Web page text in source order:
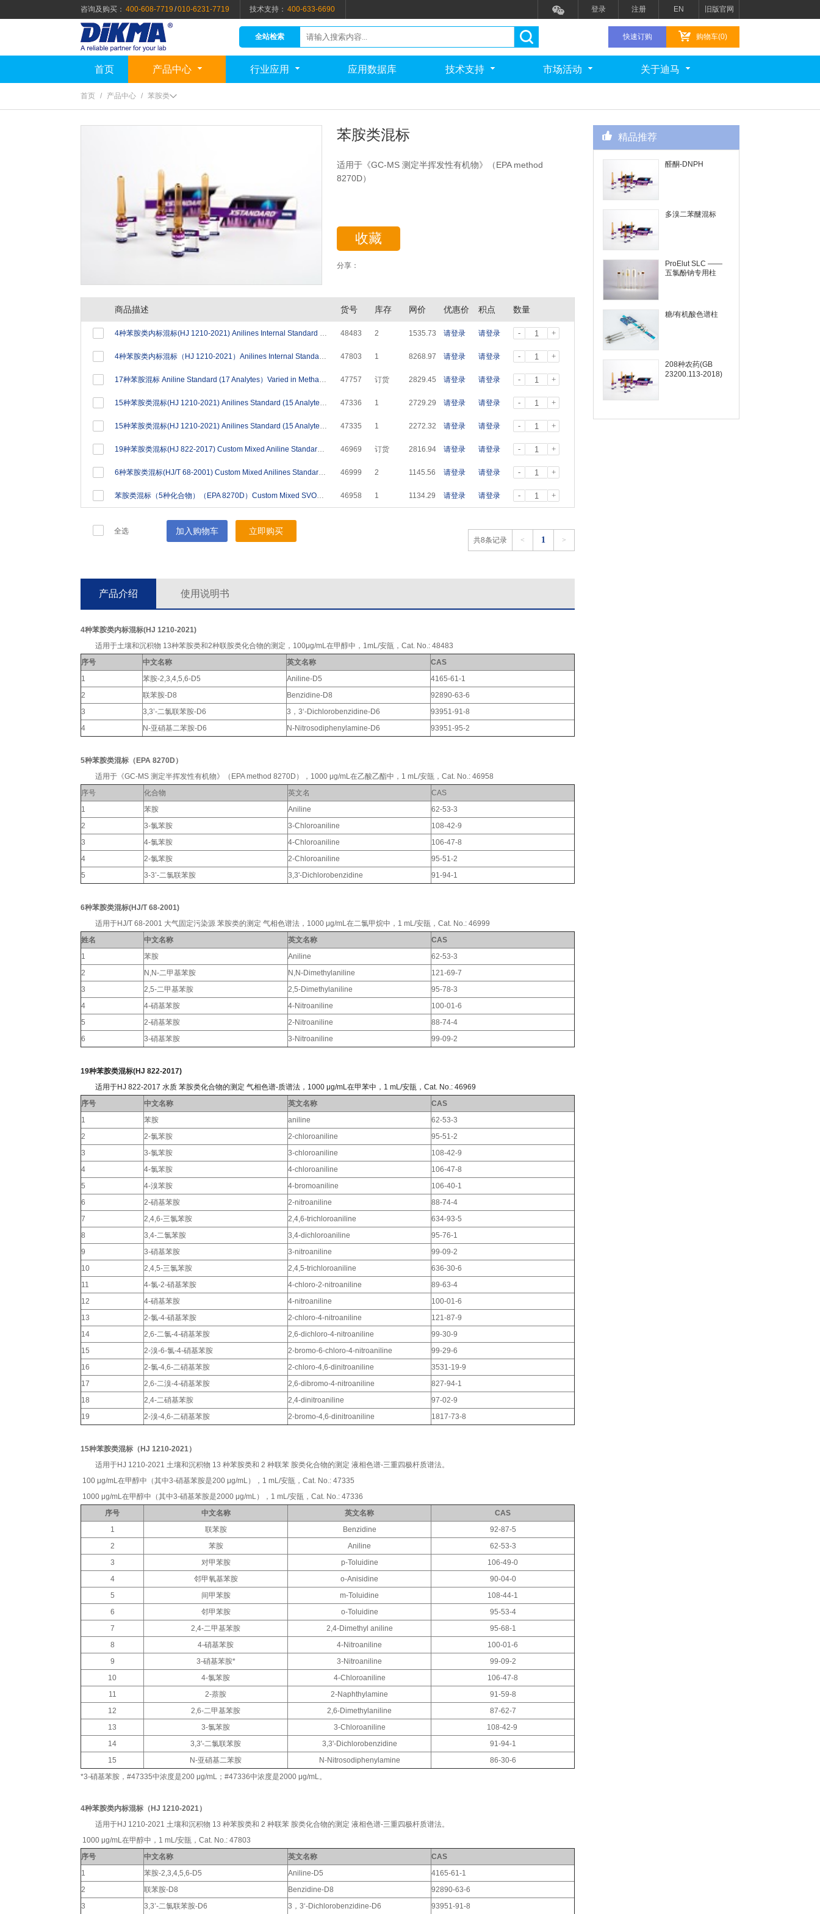
咨询及购买： 400-608-7719 /010-6231-7719 技术支持： 400-633-6690 旧版官网
EN
注册
登录
全站检索 快速订购 购物车(0)
首页 产品中心 行业应用 应用数据库 技术支持 市场活动 关于迪马
首页 / 产品中心 / 苯胺类
苯胺类混标
适用于《GC-MS 测定半挥发性有机物》（EPA method
8270D）
收藏
分享：
商品描述 货号 库存 网价 优惠价 积点 数量
4种苯胺类内标混标(HJ 1210-2021) Anilines Internal Standard (4 Analytes) 100μg/mL in Methanol 1mL 48483 2 1535.73 请登录 请登录 - +
4种苯胺类内标混标（HJ 1210-2021）Anilines Internal Standard (4 Analytes) 1000ug/mL in Methanol 1mL 47803 1 8268.97 请登录 请登录 - +
17种苯胺混标 Aniline Standard (17 Analytes）Varied in Methanol 1mL 47757 订货 2829.45 请登录 请登录 - +
15种苯胺类混标(HJ 1210-2021) Anilines Standard (15 Analytes) in Methanol 1mL 47336 1 2729.29 请登录 请登录 - +
15种苯胺类混标(HJ 1210-2021) Anilines Standard (15 Analytes) in Methanol 1mL 47335 1 2272.32 请登录 请登录 - +
19种苯胺类混标(HJ 822-2017) Custom Mixed Aniline Standard (19 Analytes）1000ug/mL in Toluene 1ml 46969 订货 2816.94 请登录 请登录 - +
6种苯胺类混标(HJ/T 68-2001) Custom Mixed Anilines Standard (6 Analytes) 1000ug/mL in Dichloromethane 1mL 46999 2 1145.56 请登录 请登录 - +
苯胺类混标（5种化合物）（EPA 8270D）Custom Mixed SVOCs Standard (5 Analytes) 1000 μg/mL in Ethyl Acetate 1mL 46958 1 1134.29 请登录 请登录 - +
全选 加入购物车 立即购买
共8条记录 < 1 >
产品介绍 使用说明书
4种苯胺类内标混标(HJ 1210-2021)
适用于土壤和沉积物 13种苯胺类和2种联胺类化合物的测定，100μg/mL在甲醇中，1mL/安瓿，Cat. No.: 48483
序号
中文名称 英文名称
CAS
1
苯胺-2,3,4,5,6-D5 Aniline-D5
4165-61-1
2
联苯胺-D8 Benzidine-D8
92890-63-6
3
3,3’-二氯联苯胺-D6 3 ， 3‘-Dichlorobenzidine-D6
93951-91-8
4
N-亚硝基二苯胺-D6 N-Nitrosodiphenylamine-D6 93951-95-2
5种苯胺类混标（EPA 8270D）
适用于《GC-MS 测定半挥发性有机物》（EPA method 8270D），1000 μg/mL在乙酸乙酯中，1 mL/安瓿，Cat. No.: 46958
序号
化合物 英文名
CAS
1
苯胺 Aniline
62-53-3
2
3-氯苯胺 3-Chloroaniline
108-42-9
3
4-氯苯胺 4-Chloroaniline
106-47-8
4
2-氯苯胺 2-Chloroaniline
95-51-2
5
3-3’-二氯联苯胺 3,3'-Dichlorobenzidine 91-94-1
6种苯胺类混标(HJ/T 68-2001)
适用于HJ/T 68-2001 大气固定污染源 苯胺类的测定 气相色谱法，1000 μg/mL在二氯甲烷中，1 mL/安瓿，Cat. No.: 46999
姓名
中文名称 英文名称
CAS
1
苯胺 Aniline
62-53-3
2
N,N-二甲基苯胺 N,N-Dimethylaniline
121-69-7
3
2,5-二甲基苯胺 2,5-Dimethylaniline
95-78-3
4
4-硝基苯胺 4-Nitroaniline
100-01-6
5
2-硝基苯胺 2-Nitroaniline
88-74-4
6
3-硝基苯胺 3-Nitroaniline 99-09-2
19种苯胺类混标(HJ 822-2017)
适用于HJ 822-2017 水质 苯胺类化合物的测定 气相色谱-质谱法，1000 μg/mL在甲苯中，1 mL/安瓿，Cat. No.: 46969
序号
中文名称 英文名称
CAS
1
苯胺 aniline
62-53-3
2
2-氯苯胺 2-chloroaniline
95-51-2
3
3-氯苯胺 3-chloroaniline
108-42-9
4
4-氯苯胺 4-chloroaniline
106-47-8
5
4-溴苯胺 4-bromoaniline
106-40-1
6
2-硝基苯胺 2-nitroaniline
88-74-4
7
2,4,6-三氯苯胺 2,4,6-trichloroaniline
634-93-5
8
3,4-二氯苯胺 3,4-dichloroaniline
95-76-1
9
3-硝基苯胺 3-nitroaniline
99-09-2
10
2,4,5-三氯苯胺 2,4,5-trichloroaniline
636-30-6
11
4-氯-2-硝基苯胺 4-chloro-2-nitroaniline
89-63-4
12
4-硝基苯胺 4-nitroaniline
100-01-6
13
2-氯-4-硝基苯胺 2-chloro-4-nitroaniline
121-87-9
14
2,6-二氯-4-硝基苯胺 2,6-dichloro-4-nitroaniline
99-30-9
15
2-溴-6-氯-4-硝基苯胺 2-bromo-6-chloro-4-nitroaniline
99-29-6
16
2-氯-4,6-二硝基苯胺 2-chloro-4,6-dinitroaniline
3531-19-9
17
2,6-二溴-4-硝基苯胺 2,6-dibromo-4-nitroaniline
827-94-1
18
2,4-二硝基苯胺 2,4-dinitroaniline
97-02-9
19
2-溴-4,6-二硝基苯胺 2-bromo-4,6-dinitroaniline 1817-73-8
15种苯胺类混标（HJ 1210-2021）
适用于HJ 1210-2021 土壤和沉积物 13 种苯胺类和 2 种联苯 胺类化合物的测定 液相色谱-三重四极杆质谱法。
100 μg/mL在甲醇中（其中3-硝基苯胺是200 μg/mL）， 1 mL/安瓿，Cat. No.: 47335
1000 μg/mL在甲醇中 （其中3-硝基苯胺是2000 μg/mL）
，1 mL/安瓿，Cat. No.: 47336
序号
中文名称 英文名称
CAS
1
联苯胺 Benzidine
92-87-5
2
苯胺 Aniline
62-53-3
3
对甲苯胺 p-Toluidine
106-49-0
4
邻甲氧基苯胺 o-Anisidine
90-04-0
5
间甲苯胺 m-Toluidine
108-44-1
6
邻甲苯胺 o-Toluidine
95-53-4
7
2,4-二甲基苯胺 2,4-Dimethyl aniline
95-68-1
8
4-硝基苯胺 4-Nitroaniline
100-01-6
9
3-硝基苯胺* 3-Nitroaniline
99-09-2
10
4-氯苯胺 4-Chloroaniline
106-47-8
11
2-萘胺 2-Naphthylamine
91-59-8
12
2,6-二甲基苯胺 2,6-Dimethylaniline
87-62-7
13
3-氯苯胺 3-Chloroaniline
108-42-9
14
3,3'-二氯联苯胺 3,3'-Dichlorobenzidine
91-94-1
15
N-亚硝基二苯胺 N-Nitrosodiphenylamine
86-30-6
*3-硝基苯胺，#47335中浓度是200 μg/mL； #47336中浓度是2000 μg/mL。
4种苯胺类内标混标（HJ 1210-2021）
适用于HJ 1210-2021 土壤和沉积物 13 种苯胺类和 2 种联苯 胺类化合物的测定 液相色谱-三重四极杆质谱法。
1000 μg/mL在甲醇中，1 mL/安瓿，Cat. No.: 47803
序号
中文名称 英文名称
CAS
1
苯胺-2,3,4,5,6-D5 Aniline-D5
4165-61-1
2
联苯胺-D8 Benzidine-D8
92890-63-6
3
3,3’-二氯联苯胺-D6 3，3‘-Dichlorobenzidine-D6 93951-91-8
精品推荐
醛酮-DNPH
多溴二苯醚混标
ProElut SLC ——
五氯酚钠专用柱
糖/有机酸色谱柱
208种农药(GB
23200.113-2018)